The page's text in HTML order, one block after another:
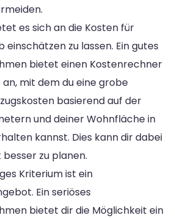
es sich an die Kosten für
einschätzen zu lassen. Ein gutes
bietet einen Kostenrechner
mit dem du eine grobe
basierend auf der
und deiner Wohnfläche in
kannst. Dies kann dir dabei
zu planen.
Kriterium ist ein
Ein seriöses
bietet dir die Möglichkeit ein